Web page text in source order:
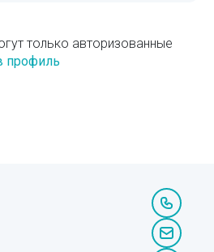
только авторизованные
профиль